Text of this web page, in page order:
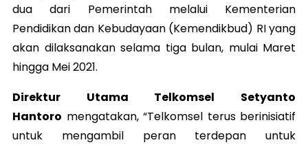
dua dari Pemerintah melalui Kementerian
Pendidikan dan Kebudayaan (Kemendikbud) RI yang
akan dilaksanakan selama tiga bulan, mulai Maret
hingga Mei 2021.
Direktur Utama Telkomsel Setyanto
Hantoro mengatakan, “Telkomsel terus berinisiatif
untuk mengambil peran terdepan untuk